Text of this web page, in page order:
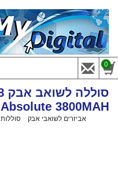
0
Absolute 3800MAH שנה אחריות
אביזרים לשואבי אבק סוללות